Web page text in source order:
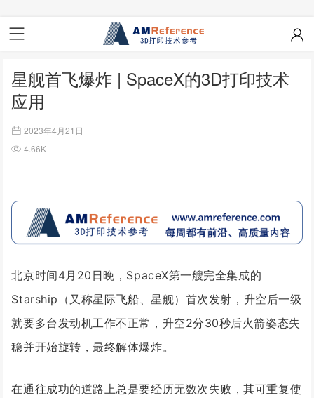
星舰首飞爆炸 | SpaceX的3D打印技术
应用
2023年4月21日
4.66K
北京时间4月20日晚，SpaceX第一艘完全集成的
Starship（又称星际飞船、星舰）首次发射，升空后一级
就要多台发动机工作不正常，升空2分30秒后火箭姿态失
稳并开始旋转，最终解体爆炸。
在通往成功的道路上总是要经历无数次失败，其可重复使